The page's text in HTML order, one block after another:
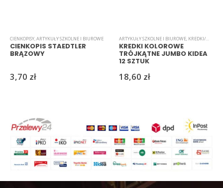
CIENKOPISY,ARTYKUŁY SZKOLNE I BIUROWE
CIENKOPIS STAEDTLER
BRĄZOWY
3,70 zł
ARTYKUŁY SZKOLNE I BIUROWE, KREDKI/MARKERY/PISAKI
KREDKI KOLOROWE
TRÓJKĄTNE JUMBO KIDEA
12 SZTUK
18,60 zł